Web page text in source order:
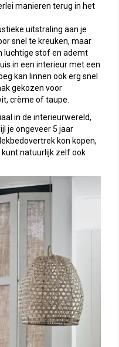
manieren terug in het
uitstraling aan je
snel te kreuken, maar
luchtige stof en ademt
in een interieur met een
kan linnen ook erg snel
gekozen voor
crème of taupe.
in de interieurwereld,
je ongeveer 5 jaar
kon kopen,
kunt natuurlijk zelf ook